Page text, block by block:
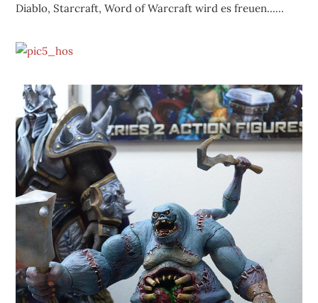
Diablo, Starcraft, Word of Warcraft wird es freuen……